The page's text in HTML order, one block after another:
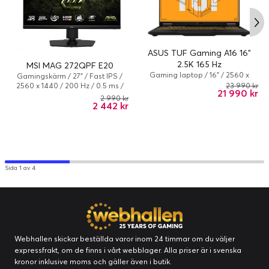
* Specifikationerna varierar beroende på
modell.
NOW EVEN SMARTER
MSI bärbara datorer påskyndar nu arbetet och
spelar ännu snabbare och mer effektivt än
någonsin tidigare. De levereras som standard
med exklusiv MSI Intelligent Technology som
Skärmstorlek:
16 tum
Diagonal storlek
40.6 cm
Generation:
Series 1
Processor:
185H
Core Ultra 9
Videoutgång
NVIDIA GeForce RTX, Intel Arc-grafik
Ja
RAM
RAM storlek:
64 GB
MSI MAG 272QPF E20
Gamingskärm / 27" / Fast IPS /
2560 x 1440 / 200 Hz / 0.5 ms /
Lutning, Vridbar bas, Pivot
(rotation), Höjd2 442 kr
2 990 kr
ASUS TUF Gaming A16 16"
2.5K 165 Hz
Gaming laptop / 16" / 2560 x
1600 / 165 Hz / Ryzen 7 / 32 GB / 1
TB / NVIDIA GeForce RTX 5070 /
21 990 kr
23 990 kr
Sida 1 av 4
Webhallen skickar beställda varor inom 24 timmar om du väljer
expressfrakt, om de finns i vårt webblager. Alla priser är i svenska
kronor inklusive moms och gäller även i butik.